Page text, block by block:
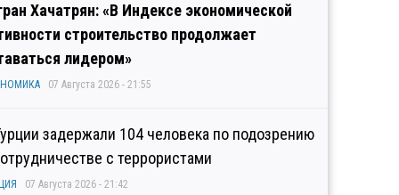
Хачатрян: «В Индексе экономической
строительство продолжает
лидером»
07 Августа 2026 - 21:55
задержали 104 человека по подозрению
с террористами
07 Августа 2026 - 21:42